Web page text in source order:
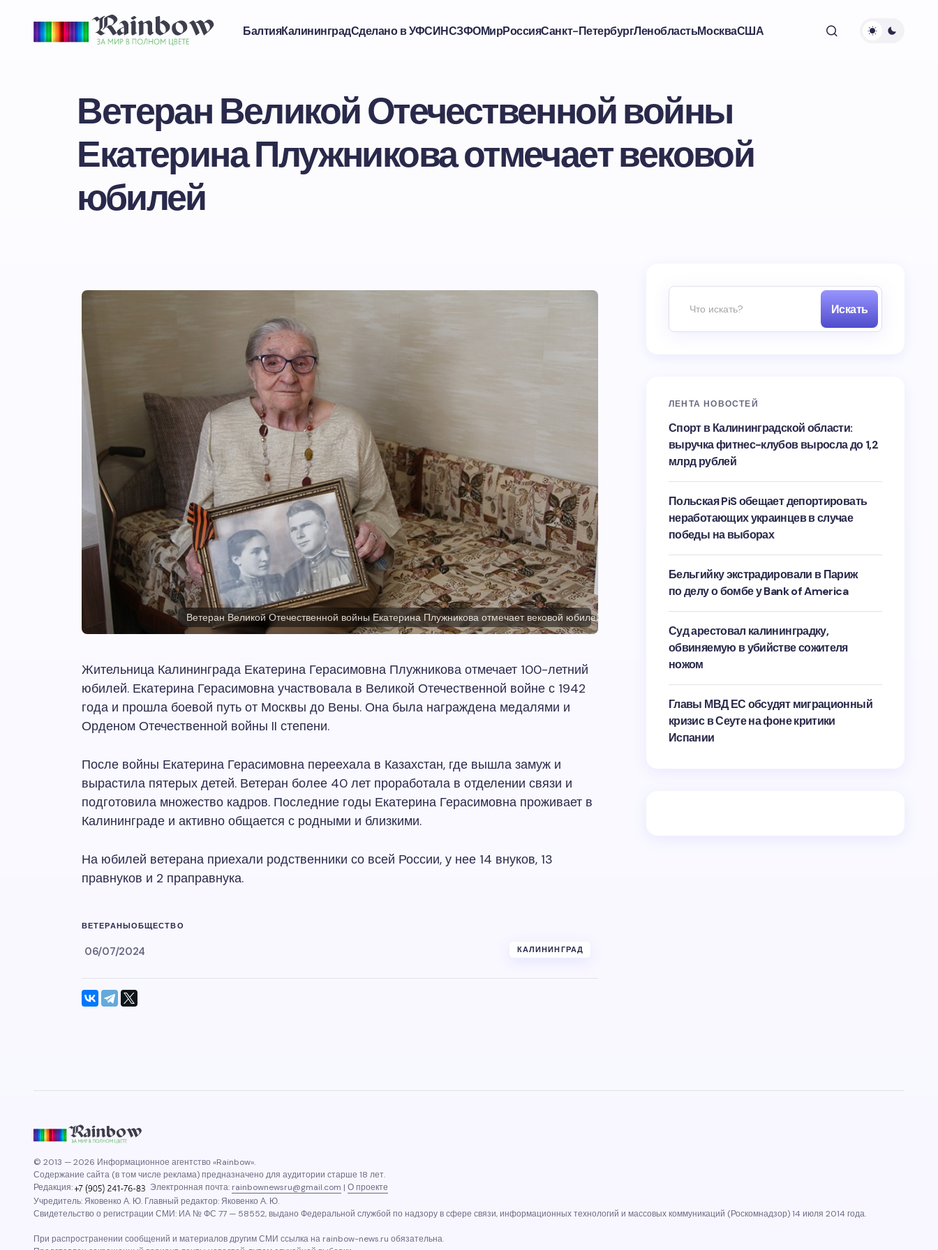
БалтияКалининградСделано в УФСИНСЗФОМирРоссияСанкт-ПетербургЛенобластьМоскваСША
Ветеран Великой Отечественной войны
Екатерина Плужникова отмечает вековой
юбилей
Ветеран Великой Отечественной войны Екатерина Плужникова отмечает вековой юбилей
Жительница Калининграда Екатерина Герасимовна Плужникова отмечает 100-летний
юбилей. Екатерина Герасимовна участвовала в Великой Отечественной войне с 1942
года и прошла боевой путь от Москвы до Вены. Она была награждена медалями и
Орденом Отечественной войны II степени.
После войны Екатерина Герасимовна переехала в Казахстан, где вышла замуж и
вырастила пятерых детей. Ветеран более 40 лет проработала в отделении связи и
подготовила множество кадров. Последние годы Екатерина Герасимовна проживает в
Калининграде и активно общается с родными и близкими.
На юбилей ветерана приехали родственники со всей России, у нее 14 внуков, 13
правнуков и 2 праправнука.
ВЕТЕРАНЫОБЩЕСТВО
06/07/2024 КАЛИНИНГРАД
Искать
ЛЕНТА НОВОСТЕЙ
Спорт в Калининградской области:
выручка фитнес-клубов выросла до 1,2
млрд рублей
Польская PiS обещает депортировать
неработающих украинцев в случае
победы на выборах
Бельгийку экстрадировали в Париж
по делу о бомбе у Bank of America
Суд арестовал калининградку,
обвиняемую в убийстве сожителя
ножом
Главы МВД ЕС обсудят миграционный
кризис в Сеуте на фоне критики
Испании
© 2013 — 2026 Информационное агентство «Rainbow».
Содержание сайта (в том числе реклама) предназначено для аудитории старше 18 лет.
Редакция:
Электронная почта: rainbownewsru@gmail.com | О проекте
Учредитель: Яковенко А. Ю. Главный редактор: Яковенко А. Ю.
Свидетельство о регистрации СМИ: ИА № ФС 77 — 58552, выдано Федеральной службой по надзору в сфере связи, информационных технологий и массовых коммуникаций (Роскомнадзор) 14 июля 2014 года.
При распространении сообщений и материалов другим СМИ ссылка на rainbow-news.ru обязательна.